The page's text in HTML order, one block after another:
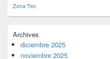
Zona Tec
Archives
diciembre 2025
noviembre 2025